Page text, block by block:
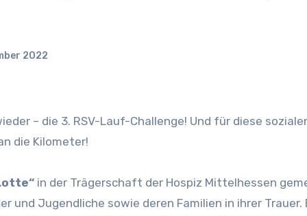
2022
die Kilometer!
in der Trägerschaft der Hospiz Mittelhessen
und Jugendliche sowie deren Familien in ihrer